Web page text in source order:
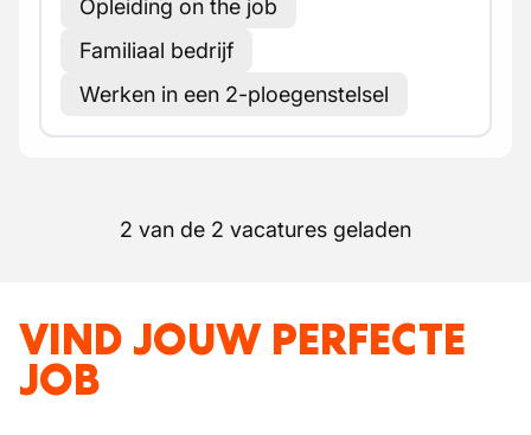
Opleiding on the job
Familiaal bedrijf
Werken in een 2-ploegenstelsel
2 van de 2 vacatures geladen
VIND JOUW PERFECTE
JOB